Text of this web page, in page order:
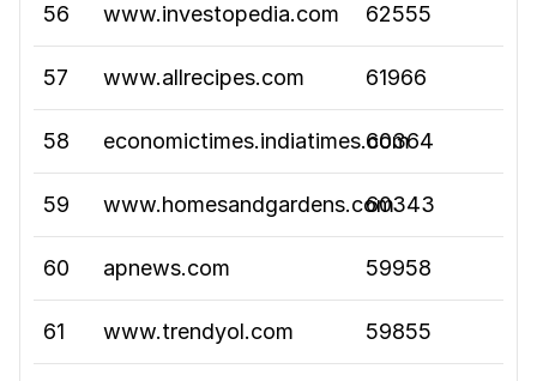
56 www.investopedia.com 62555
57 www.allrecipes.com 61966
58 economictimes.indiatimes.com
60364
59 www.homesandgardens.com60343
60 apnews.com 59958
61 www.trendyol.com 59855